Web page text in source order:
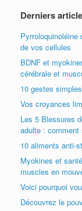
Derniers
de vos cellules
BDNF et
cérébrale et
10 gestes
Vos croyances
Les 5 Blessures
adulte : comment
10 aliments anti-
Myokines et
muscles en
Voici pourquoi
Découvrez le